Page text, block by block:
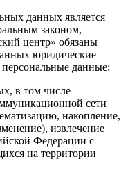
данных является
законом,
центр» обязаны
юридические
персональные данные;
в том числе
сети
накопление,
извлечение
Федерации с
на территории